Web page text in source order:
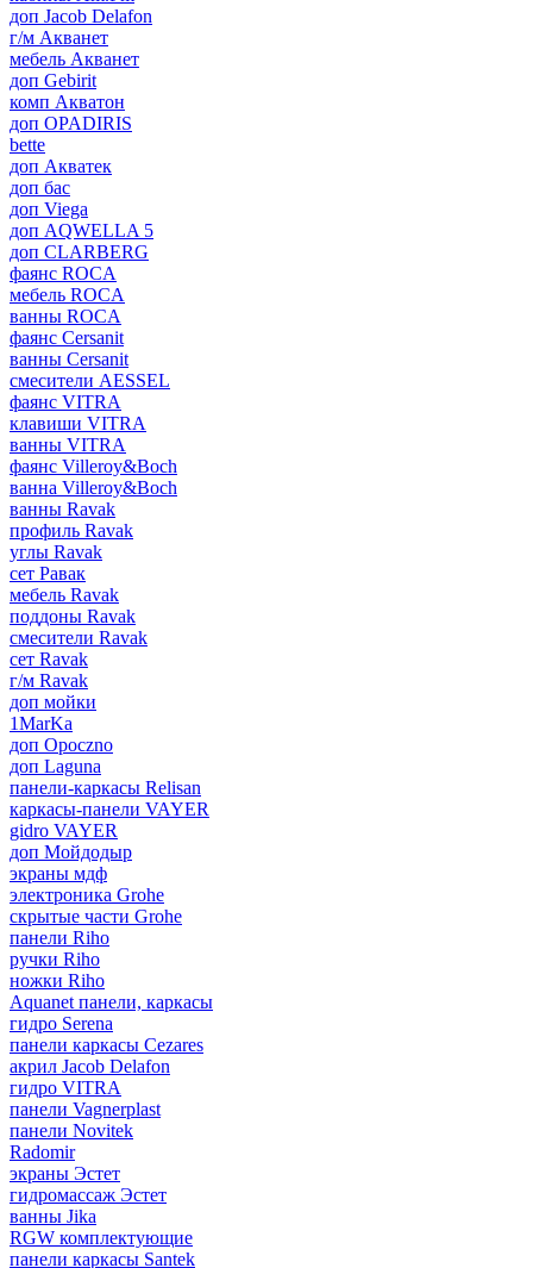
доп Jacob Delafon
г/м Акванет
мебель Акванет
доп Gebirit
комп Акватон
доп OPADIRIS
bette
доп Акватек
доп бас
доп Viega
доп AQWELLA 5
доп CLARBERG
фаянс ROCA
мебель ROCA
ванны ROCA
фаянс Cersanit
ванны Cersanit
смесители AESSEL
фаянс VITRA
клавиши VITRA
ванны VITRA
фаянс Villeroy&Boch
ванна Villeroy&Boch
ванны Ravak
профиль Ravak
углы Ravak
сет Равак
мебель Ravak
поддоны Ravak
смесители Ravak
сет Ravak
г/м Ravak
доп мойки
1MarKa
доп Opoczno
доп Laguna
панели-каркасы Relisan
каркасы-панели VAYER
gidro VAYER
доп Мойдодыр
экраны мдф
электроника Grohe
скрытые части Grohe
панели Riho
ручки Riho
ножки Riho
Aquanet панели, каркасы
гидро Serena
панели каркасы Cezares
акрил Jacob Delafon
гидро VITRA
панели Vagnerplast
панели Novitek
Radomir
экраны Эстет
гидромассаж Эстет
ванны Jika
RGW комплектующие
панели каркасы Santek